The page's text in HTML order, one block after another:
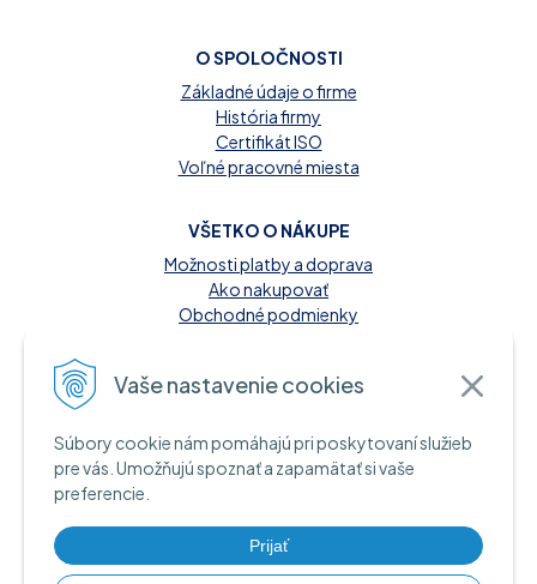
Vaše nastavenie cookies
Súbory cookie nám pomáhajú pri poskytovaní služieb
pre vás. Umožňujú spoznať a zapamätať si vaše
preferencie.
Prijať
O SPOLOČNOSTI
Základné údaje o firme
História firmy
Certifikát ISO
Voľné pracovné miesta
VŠETKO O NÁKUPE
Možnosti platby a doprava
Ako nakupovať
Obchodné podmienky
MOŽNOSTI PLATBY
A INFORMAČNÉ ZDROJE
Platba kartou online